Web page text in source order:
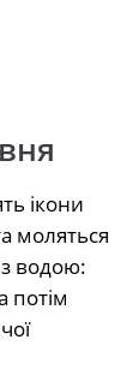
ікони
моляться
з водою:
потім